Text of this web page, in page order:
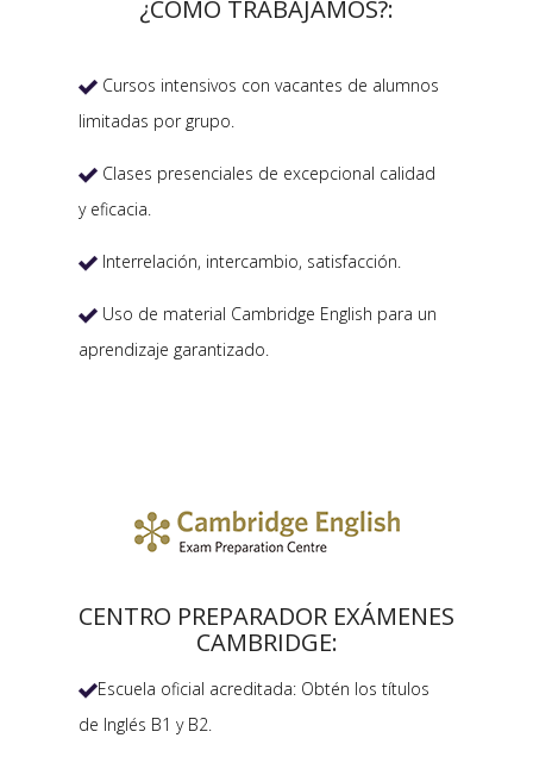
¿CÓMO TRABAJAMOS?:
 Cursos intensivos con vacantes de alumnos
limitadas por grupo.
 Clases presenciales de excepcional calidad
y eficacia.
 Interrelación, intercambio, satisfacción.
 Uso de material Cambridge English para un
aprendizaje garantizado.
CENTRO PREPARADOR EXÁMENES
CAMBRIDGE:
Escuela oficial acreditada: Obtén los títulos
de Inglés B1 y B2.